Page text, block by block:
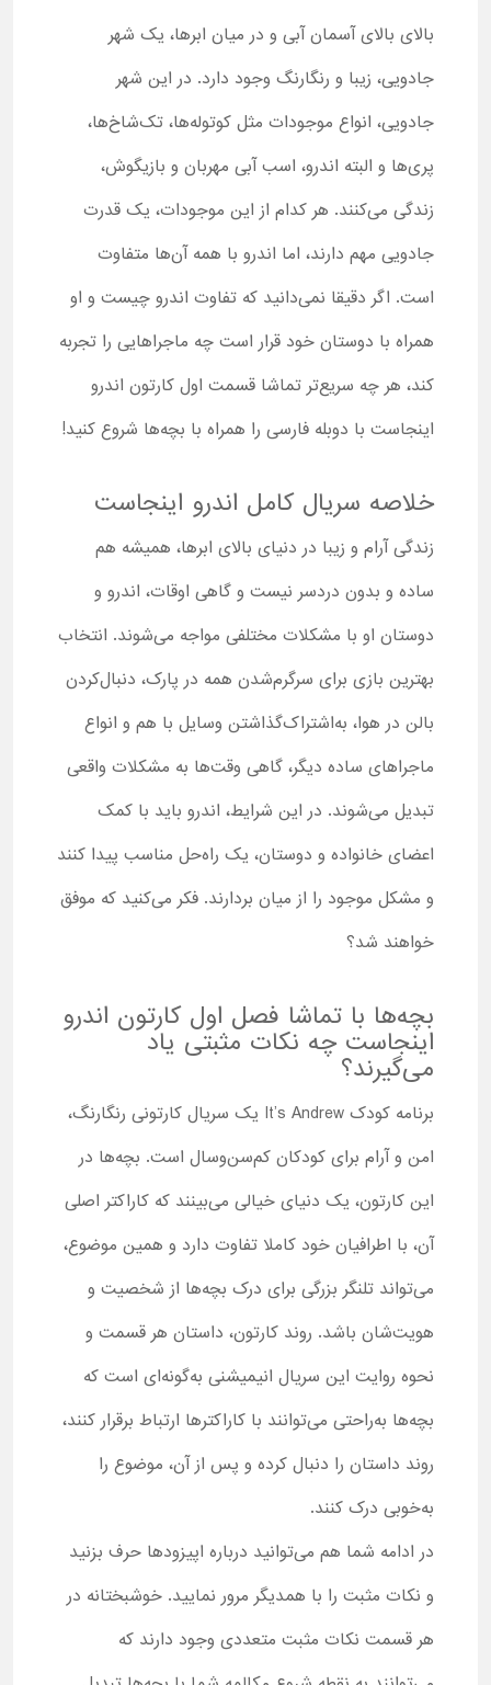
بالای بالای آسمان آبی و در میان ابرها، یک شهر
جادویی، زیبا و رنگارنگ وجود دارد. در این شهر
جادویی، انواع موجودات مثل کوتوله‌ها، تک‌شاخ‌ها،
پری‌ها و البته اندرو، اسب آبی مهربان و بازیگوش،
زندگی می‌کنند. هر کدام از این موجودات، یک قدرت
جادویی مهم دارند، اما اندرو با همه آن‌ها متفاوت
است. اگر دقیقا نمی‌دانید که تفاوت اندرو چیست و او
همراه با دوستان خود قرار است چه ماجراهایی را تجربه
کند، هر چه سریع‌تر تماشا قسمت اول کارتون اندرو
اینجاست با دوبله فارسی را همراه با بچه‌ها شروع کنید!
خلاصه سریال کامل اندرو اینجاست
زندگی آرام و زیبا در دنیای بالای ابرها، همیشه هم
ساده و بدون دردسر نیست و گاهی اوقات، اندرو و
دوستان او با مشکلات مختلفی مواجه می‌شوند. انتخاب
بهترین بازی برای سرگرم‌شدن همه در پارک، دنبال‌کردن
بالن در هوا، به‌اشتراک‌گذاشتن وسایل با هم و انواع
ماجراهای ساده دیگر، گاهی وقت‌ها به مشکلات واقعی
تبدیل می‌شوند. در این شرایط، اندرو باید با کمک
اعضای خانواده و دوستان، یک راه‌حل مناسب پیدا کنند
و مشکل موجود را از میان بردارند. فکر می‌کنید که موفق
خواهند شد؟
بچه‌ها با تماشا فصل اول کارتون اندرو
اینجاست چه نکات مثبتی یاد
می‌گیرند؟
برنامه کودک It’s Andrew یک سریال کارتونی رنگارنگ،
امن و آرام برای کودکان کم‌سن‌وسال است. بچه‌ها در
این کارتون، یک دنیای خیالی می‌بینند که کاراکتر اصلی
آن، با اطرافیان خود کاملا تفاوت دارد و همین موضوع،
می‌تواند تلنگر بزرگی برای درک بچه‌ها از شخصیت و
هویت‌شان باشد. روند کارتون، داستان هر قسمت و
نحوه روایت این سریال انیمیشنی به‌گونه‌ای است که
بچه‌ها به‌راحتی می‌توانند با کاراکترها ارتباط برقرار کنند،
روند داستان را دنبال کرده و پس از آن، موضوع را
به‌خوبی درک کنند.
در ادامه شما هم می‌توانید درباره اپیزودها حرف بزنید
و نکات مثبت را با همدیگر مرور نمایید. خوشبختانه در
هر قسمت نکات مثبت متعددی وجود دارند که